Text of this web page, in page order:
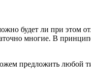
будет ли при этом
многие. В
предложить любой